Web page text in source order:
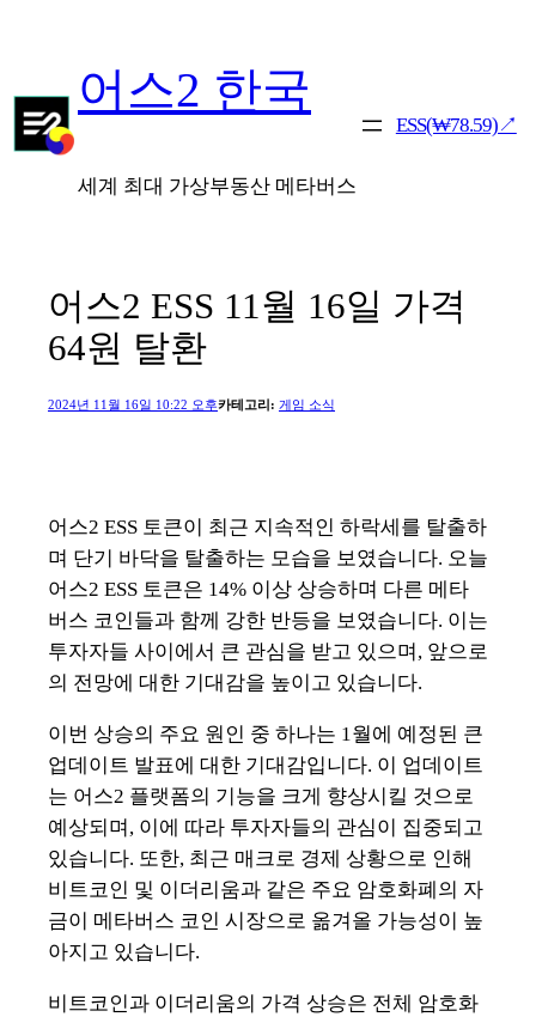
로
바
어스2 한국
세계 최대 가상부동산 메타버스
ESS(₩78.59)↗
어스2 ESS 11월 16일 가격
64원 탈환
2024년 11월 16일 10:22 오후카테고리: 게임 소식
어스2 ESS 토큰이 최근 지속적인 하락세를 탈출하
며 단기 바닥을 탈출하는 모습을 보였습니다. 오늘
어스2 ESS 토큰은 14% 이상 상승하며 다른 메타
버스 코인들과 함께 강한 반등을 보였습니다. 이는
투자자들 사이에서 큰 관심을 받고 있으며, 앞으로
의 전망에 대한 기대감을 높이고 있습니다.
이번 상승의 주요 원인 중 하나는 1월에 예정된 큰
업데이트 발표에 대한 기대감입니다. 이 업데이트
는 어스2 플랫폼의 기능을 크게 향상시킬 것으로
예상되며, 이에 따라 투자자들의 관심이 집중되고
있습니다. 또한, 최근 매크로 경제 상황으로 인해
비트코인 및 이더리움과 같은 주요 암호화폐의 자
금이 메타버스 코인 시장으로 옮겨올 가능성이 높
아지고 있습니다.
비트코인과 이더리움의 가격 상승은 전체 암호화